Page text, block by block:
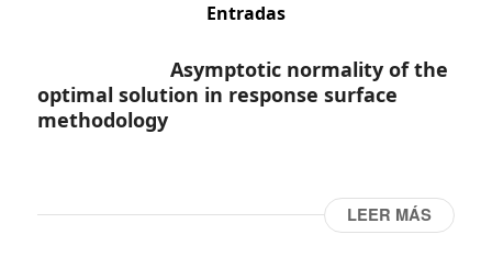
Entradas
Asymptotic normality of the
optimal solution in response surface
methodology
LEER MÁS